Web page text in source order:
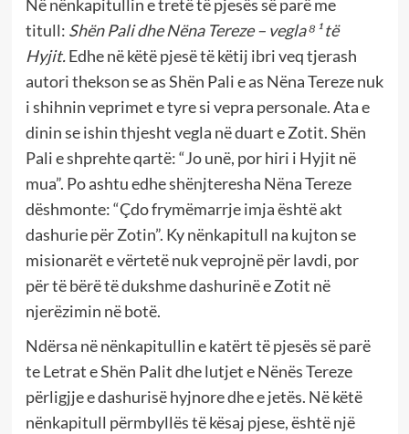
Në nënkapitullin e tretë të pjesës së parë me
titull: Shën Pali dhe Nëna Tereze – vegla⁸¹të
Hyjit.Edhe në këtë pjesë të këtij ibri veq tjerash
autori thekson se as Shën Pali e as Nëna Tereze nuk
i shihnin veprimet e tyre si vepra personale. Ata e
dinin se ishin thjesht vegla në duart e Zotit. Shën
Pali e shprehte qartë: “Jo unë, por hiri i Hyjit në
mua”. Po ashtu edhe shënjteresha Nëna Tereze
dëshmonte: “Çdo frymëmarrje imja është akt
dashurie për Zotin”. Ky nënkapitull na kujton se
misionarët e vërtetë nuk veprojnë për lavdi, por
për të bërë të dukshme dashurinë e Zotit në
njerëzimin në botë.
Ndërsa në nënkapitullin e katërt të pjesës së parë
te Letrat e Shën Palit dhe lutjet e Nënës Tereze
përligjje e dashurisë hyjnore dhe e jetës. Në këtë
nënkapitull përmbyllës të kësaj pjese, është një